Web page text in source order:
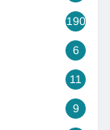
190
6
11
9